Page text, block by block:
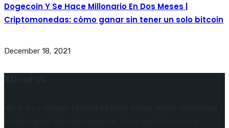
Dogecoin Y Se Hace Millonario En Dos Meses |
Criptomonedas: cómo ganar sin tener un solo bitcoin
December 18, 2021